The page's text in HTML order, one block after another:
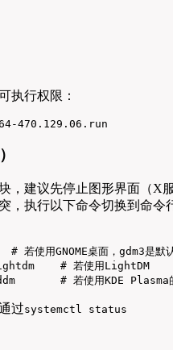
执行权限：
470.129.06.run
，建议先停止图形界面（X
，执行以下命令切换到命令
用GNOME桌面，gdm3是默认
# 若使用LightDM
# 若使用KDE Plasma的
过systemctl status